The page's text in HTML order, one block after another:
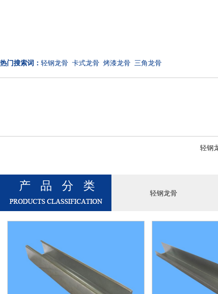
热门搜索词： 轻钢龙骨 卡式龙骨 烤漆龙骨 三角龙骨
轻钢
产品分类
轻钢龙骨